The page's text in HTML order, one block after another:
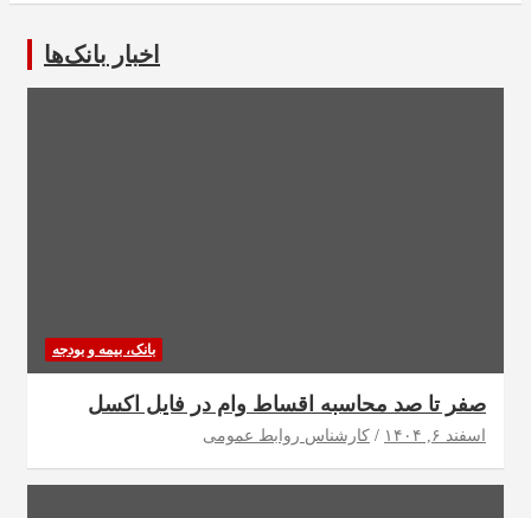
اخبار بانک‌ها
بانک، بیمه و بودجه
صفر تا صد محاسبه اقساط وام در فایل اکسل
اسفند ۶, ۱۴۰۴ کارشناس روابط عمومی